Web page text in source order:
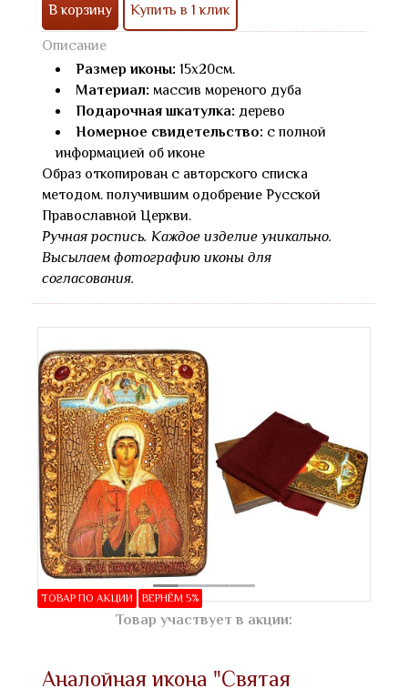
В корзину Купить в 1 клик
Описание
Размер иконы: 15х20см.
Материал: массив мореного дуба
Подарочная шкатулка: дерево
Номерное свидетельство: с полной
информацией об иконе
Образ откопирован с авторского списка
методом. получившим одобрение Русской
Православной Церкви.
Ручная роспись. Каждое изделие уникально.
Высылаем фотографию иконы для
согласования.
ТОВАР ПО АКЦИИ ВЕРНЁМ 5%
Товар участвует в акции:
Аналойная икона "Святая